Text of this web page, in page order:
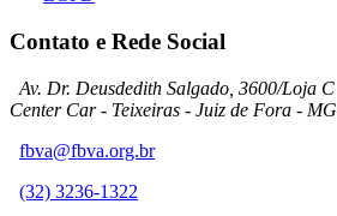
Contato e Rede Social
Av. Dr. Deusdedith Salgado, 3600/Loja C
Center Car - Teixeiras - Juiz de Fora -
fbva@fbva.org.br
(32) 3236-1322